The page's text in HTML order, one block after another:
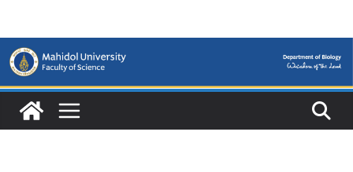
content